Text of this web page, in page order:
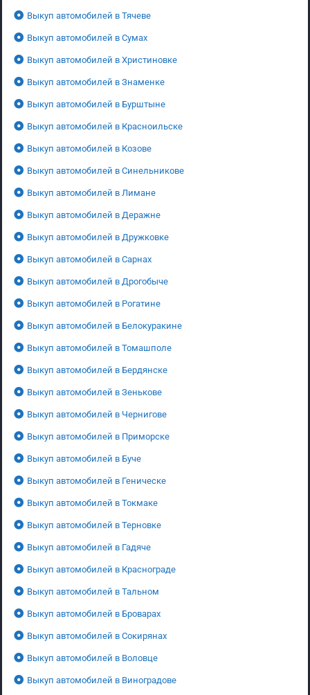
Выкуп автомобилей в Тячеве
Выкуп автомобилей в Сумах
Выкуп автомобилей в Христиновке
Выкуп автомобилей в Знаменке
Выкуп автомобилей в Бурштыне
Выкуп автомобилей в Красноильске
Выкуп автомобилей в Козове
Выкуп автомобилей в Синельникове
Выкуп автомобилей в Лимане
Выкуп автомобилей в Деражне
Выкуп автомобилей в Дружковке
Выкуп автомобилей в Сарнах
Выкуп автомобилей в Дрогобыче
Выкуп автомобилей в Рогатине
Выкуп автомобилей в Белокуракине
Выкуп автомобилей в Томашполе
Выкуп автомобилей в Бердянске
Выкуп автомобилей в Зенькове
Выкуп автомобилей в Чернигове
Выкуп автомобилей в Приморске
Выкуп автомобилей в Буче
Выкуп автомобилей в Геническе
Выкуп автомобилей в Токмаке
Выкуп автомобилей в Терновке
Выкуп автомобилей в Гадяче
Выкуп автомобилей в Краснограде
Выкуп автомобилей в Тальном
Выкуп автомобилей в Броварах
Выкуп автомобилей в Сокирянах
Выкуп автомобилей в Воловце
Выкуп автомобилей в Виноградове